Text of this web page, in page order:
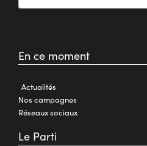
En ce moment
Actualités
Nos campagnes
Réseaux sociaux
Le Parti